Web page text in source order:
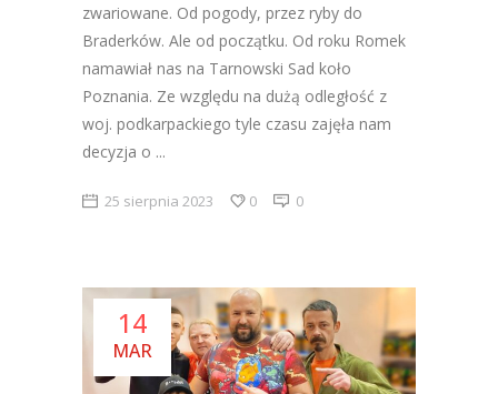
zwariowane. Od pogody, przez ryby do
Braderków. Ale od początku. Od roku Romek
namawiał nas na Tarnowski Sad koło
Poznania. Ze względu na dużą odległość z
woj. podkarpackiego tyle czasu zajęła nam
decyzja o
25 sierpnia 2023 0 0
14
MAR